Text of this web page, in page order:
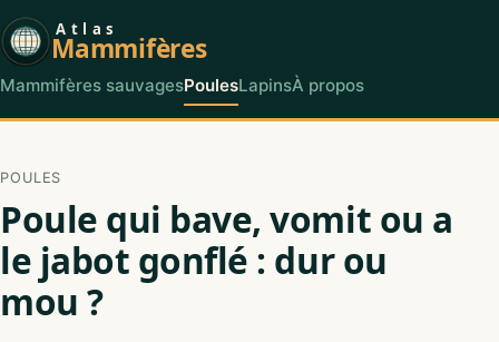
Atlas
Mammifères
Mammifères sauvagesPoulesLapinsÀ propos
POULES
Poule qui bave, vomit ou a
le jabot gonflé : dur ou
mou ?